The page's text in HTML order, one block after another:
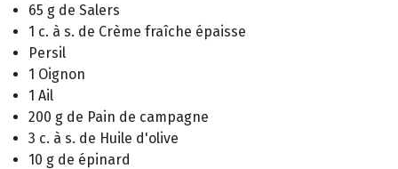
65 g de Salers
1 c. à s. de Crème fraîche épaisse
Persil
1 Oignon
1 Ail
200 g de Pain de campagne
3 c. à s. de Huile d'olive
10 g de épinard